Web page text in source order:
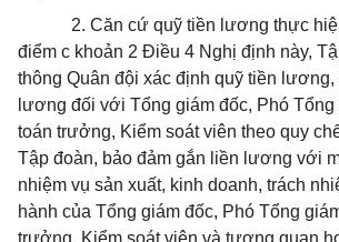
2. Căn cứ quỹ tiền lương thực
điểm c khoản 2 Điều 4 Nghị định này,
thông Quân đội xác định quỹ tiền lương,
lương đối với Tổng giám đốc, Phó Tổng
toán trưởng, Kiểm soát viên theo quy
Tập đoàn, bảo đảm gắn liền lương với
nhiệm vụ sản xuất, kinh doanh, trách
hành của Tổng giám đốc, Phó Tổng
trưởng, Kiểm soát viên và tương quan